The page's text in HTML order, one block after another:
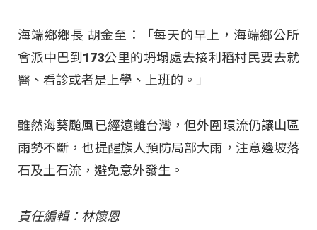
海端鄉鄉長 胡金至：「每天的早上，海端鄉公所
會派中巴到173公里的坍塌處去接利稻村民要去就
醫、看診或者是上學、上班的。」
雖然海葵颱風已經遠離台灣，但外圍環流仍讓山區
雨勢不斷，也提醒族人預防局部大雨，注意邊坡落
石及土石流，避免意外發生。
責任編輯：林懷恩